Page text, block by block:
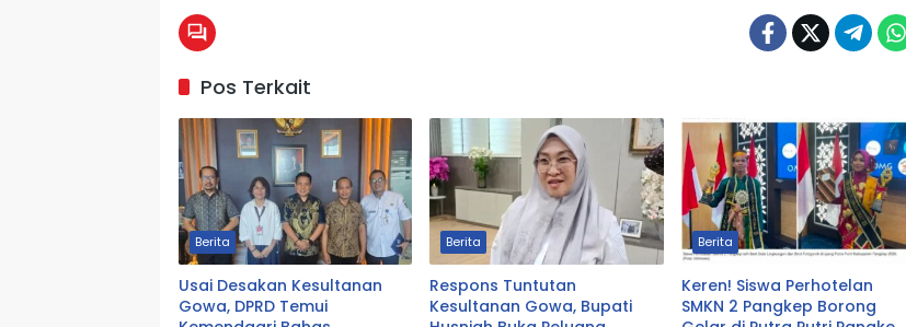
Pos Terkait
Berita
Usai Desakan Kesultanan
Gowa, DPRD Temui
Berita
Respons Tuntutan
Kesultanan Gowa, Bupati
Berita
Keren! Siswa Perhotelan
SMKN 2 Pangkep Borong